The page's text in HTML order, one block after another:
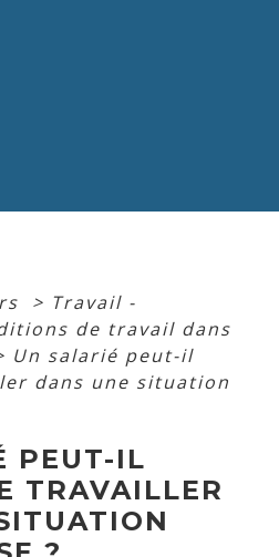
> Travail -
de travail dans
Un salarié peut-il
dans une situation
PEUT-IL
TRAVAILLER